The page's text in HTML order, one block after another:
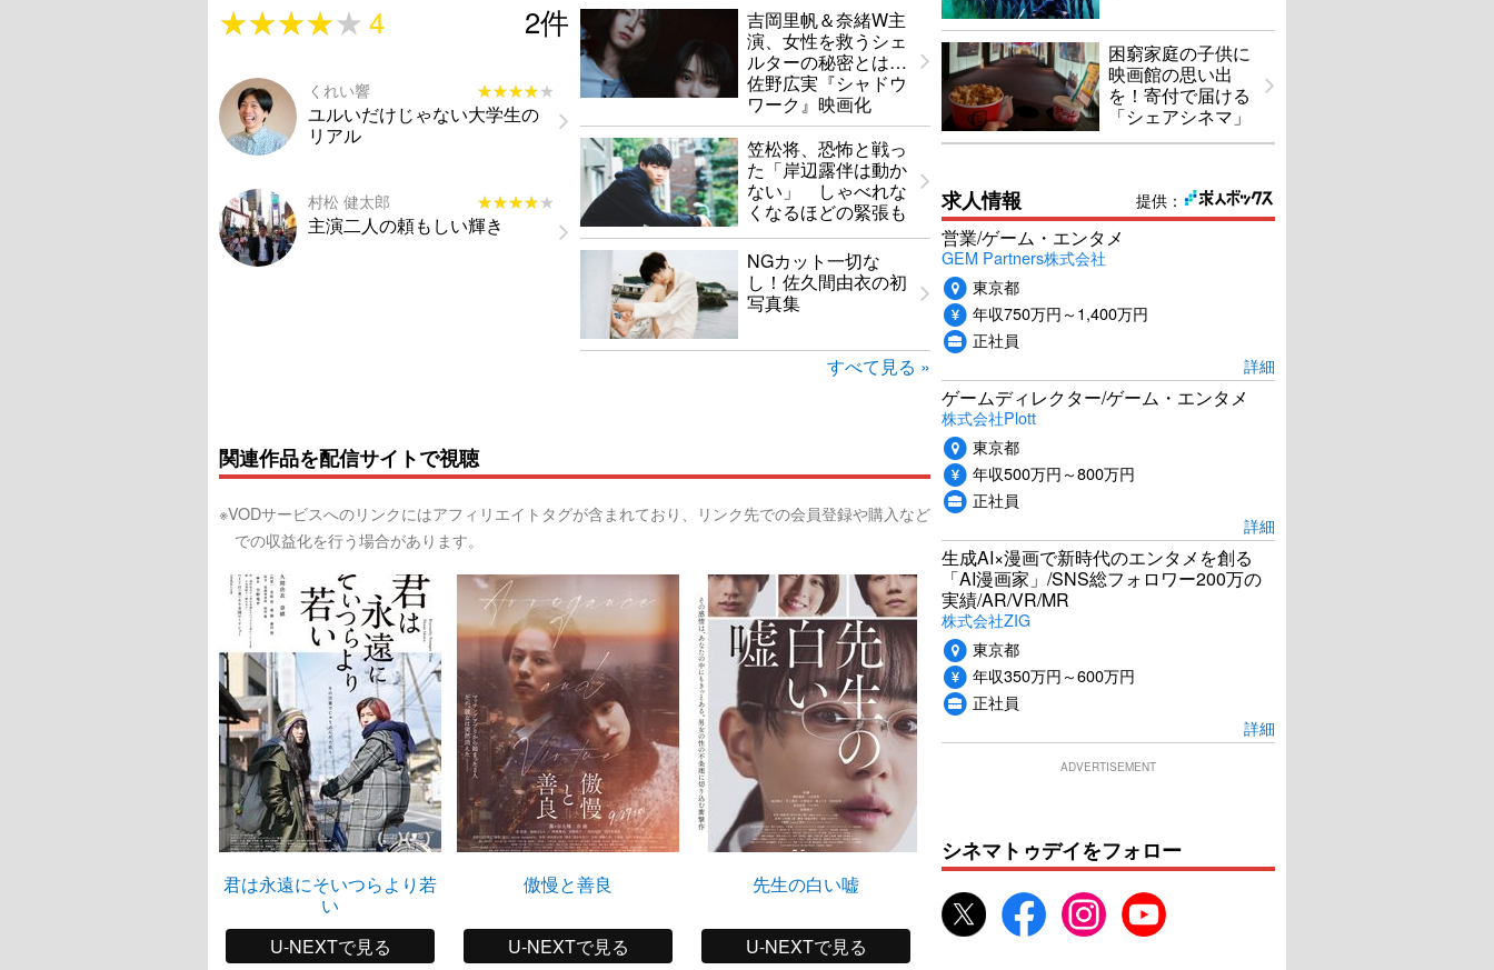
★★★★★
★★★★★4 2件
くれい響 ★★★★★
★★★★★
ユルいだけじゃない大学生の
リアル
村松 健太郎 ★★★★★
★★★★★
主演二人の頼もしい輝き
吉岡里帆＆奈緒W主
演、女性を救うシェ
ルターの秘密とは…
佐野広実『シャドウ
ワーク』映画化
笠松将、恐怖と戦っ
た「岸辺露伴は動か
ない」 しゃべれな
くなるほどの緊張も
NGカット一切な
し！佐久間由衣の初
写真集
すべて見る »
関連作品を配信サイトで視聴
※VODサービスへのリンクにはアフィリエイトタグが含まれており、リンク先での会員登録や購入など
での収益化を行う場合があります。
君は永遠にそいつらより若
い
U-NEXTで見る
傲慢と善良
U-NEXTで見る
先生の白い嘘
U-NEXTで見る
困窮家庭の子供に
映画館の思い出
を！寄付で届ける
「シェアシネマ」
提供：
求人情報
営業/ゲーム・エンタメ
GEM Partners株式会社
東京都
年収750万円～1,400万円
正社員
詳細
ゲームディレクター/ゲーム・エンタメ
株式会社Plott
東京都
年収500万円～800万円
正社員
詳細
生成AI×漫画で新時代のエンタメを創る
「AI漫画家」/SNS総フォロワー200万の
実績/AR/VR/MR
株式会社ZIG
東京都
年収350万円～600万円
正社員
詳細
ADVERTISEMENT
シネマトゥデイをフォロー